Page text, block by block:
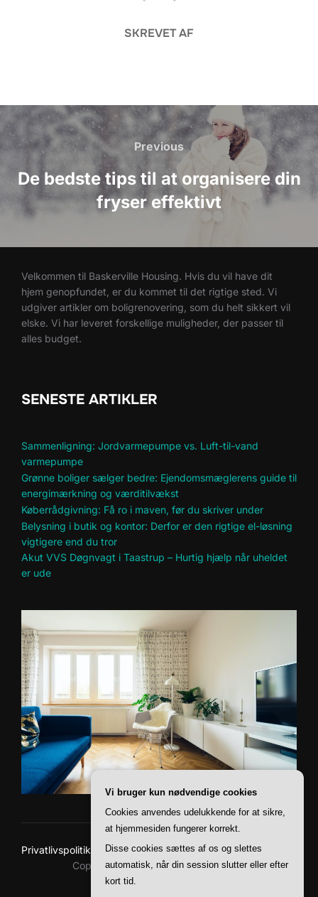
SKREVET AF
Indlægsnavigation
Previous
Previous
De bedste tips til at organisere din
fryser effektivt
Velkommen til Baskerville Housing. Hvis du vil have dit
hjem genopfundet, er du kommet til det rigtige sted. Vi
udgiver artikler om boligrenovering, som du helt sikkert vil
elske. Vi har leveret forskellige muligheder, der passer til
alles budget.
SENESTE ARTIKLER
Sammenligning: Jordvarmepumpe vs. Luft-til-vand
varmepumpe
Grønne boliger sælger bedre: Ejendomsmæglerens guide til
energimærkning og værditilvækst
Køberrådgivning: Få ro i maven, før du skriver under
Belysning i butik og kontor: Derfor er den rigtige el-løsning
vigtigere end du tror
Akut VVS Døgnvagt i Taastrup – Hurtig hjælp når uheldet
er ude
Privatlivspolitik
Copyright © 2026 Baskerville Boliger
Inspiro Theme
Vi bruger kun nødvendige cookies
Cookies anvendes udelukkende for at sikre,
at hjemmesiden fungerer korrekt.
Disse cookies sættes af os og slettes
automatisk, når din session slutter eller efter
kort tid.